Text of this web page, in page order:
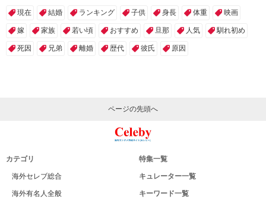
現在 結婚 ランキング 子供 身長 体重 映画
嫁 家族 若い頃 おすすめ 旦那 人気 馴れ初め
死因 兄弟 離婚 歴代 彼氏 原因
ページの先頭へ
カテゴリ
海外セレブ総合
海外有名人全般
特集一覧
キュレーター一覧
キーワード一覧